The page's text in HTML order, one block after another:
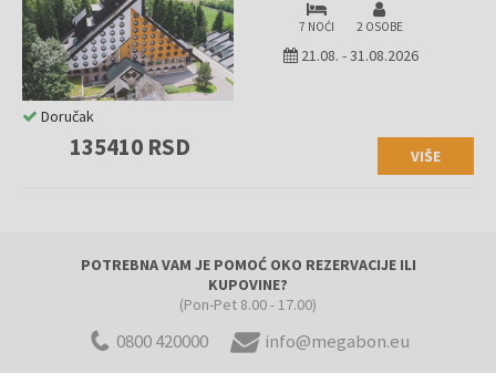
7 NOĆI 2 OSOBE
21.08. -31.08.2026
135410 RSD VIŠE
Doručak
POTREBNA VAM JE POMOĆ OKO REZERVACIJE ILI
KUPOVINE?
(Pon-Pet 8.00 - 17.00)
0800 420000 info@megabon.eu